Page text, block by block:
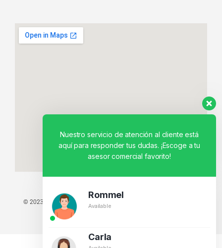
© 2023 TODOS LOS DERECHOS RESERVADOS - TECNIT TU TIENDA
TECNOLÓGICA.
Nuestro servicio de atención al cliente está
aquí para responder tus dudas. ¡Escoge a tu
asesor comercial favorito!
Rommel
Available
Carla